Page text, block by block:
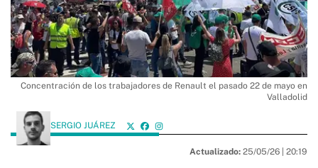
Concentración de los trabajadores de Renault el pasado 22 de mayo en
Valladolid
SERGIO JUÁREZ
Actualizado: 25/05/26 | 20:19